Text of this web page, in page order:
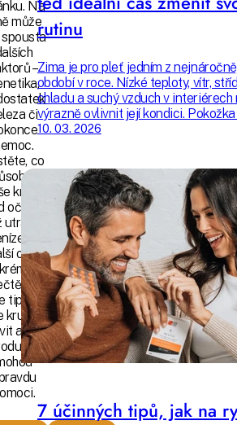
Na
může
–
či
co
kruhy
očima,
utratíte
za
oční
si
tipy, jak
kruhů
a jaké
rutinu
Zima je pro pleť jedním z
období v roce. Nízké teploty, vítr,
chladu a suchý vzduch v interiérech
výrazně ovlivnit její kondici.
ztrácí přirozenou hydrataci, její
unaveně, mdlě nebo citlivěji než
10. 03. 2026
7 účinných tipů, jak na